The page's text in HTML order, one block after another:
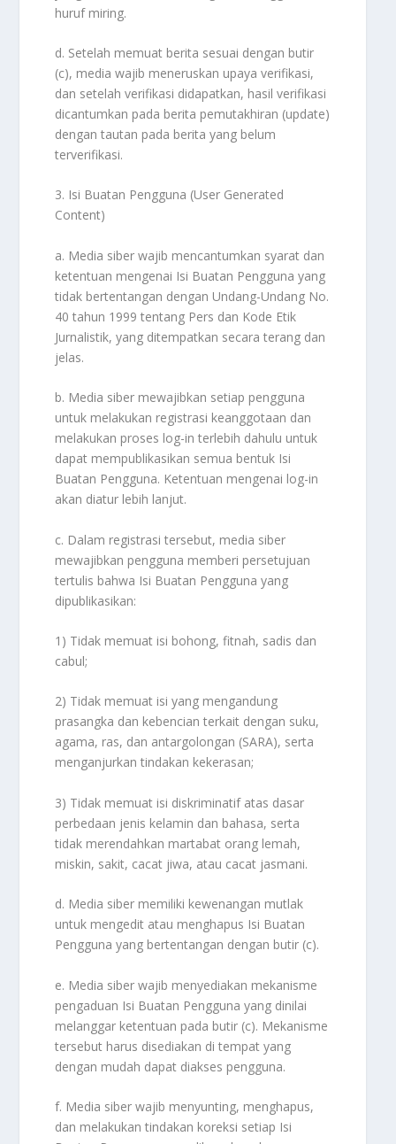
huruf miring.
d. Setelah memuat berita sesuai dengan butir
(c), media wajib meneruskan upaya verifikasi,
dan setelah verifikasi didapatkan, hasil verifikasi
dicantumkan pada berita pemutakhiran (update)
dengan tautan pada berita yang belum
terverifikasi.
3. Isi Buatan Pengguna (User Generated
Content)
a. Media siber wajib mencantumkan syarat dan
ketentuan mengenai Isi Buatan Pengguna yang
tidak bertentangan dengan Undang-Undang No.
40 tahun 1999 tentang Pers dan Kode Etik
Jurnalistik, yang ditempatkan secara terang dan
jelas.
b. Media siber mewajibkan setiap pengguna
untuk melakukan registrasi keanggotaan dan
melakukan proses log-in terlebih dahulu untuk
dapat mempublikasikan semua bentuk Isi
Buatan Pengguna. Ketentuan mengenai log-in
akan diatur lebih lanjut.
c. Dalam registrasi tersebut, media siber
mewajibkan pengguna memberi persetujuan
tertulis bahwa Isi Buatan Pengguna yang
dipublikasikan:
1) Tidak memuat isi bohong, fitnah, sadis dan
cabul;
2) Tidak memuat isi yang mengandung
prasangka dan kebencian terkait dengan suku,
agama, ras, dan antargolongan (SARA), serta
menganjurkan tindakan kekerasan;
3) Tidak memuat isi diskriminatif atas dasar
perbedaan jenis kelamin dan bahasa, serta
tidak merendahkan martabat orang lemah,
miskin, sakit, cacat jiwa, atau cacat jasmani.
d. Media siber memiliki kewenangan mutlak
untuk mengedit atau menghapus Isi Buatan
Pengguna yang bertentangan dengan butir (c).
e. Media siber wajib menyediakan mekanisme
pengaduan Isi Buatan Pengguna yang dinilai
melanggar ketentuan pada butir (c). Mekanisme
tersebut harus disediakan di tempat yang
dengan mudah dapat diakses pengguna.
f. Media siber wajib menyunting, menghapus,
dan melakukan tindakan koreksi setiap Isi